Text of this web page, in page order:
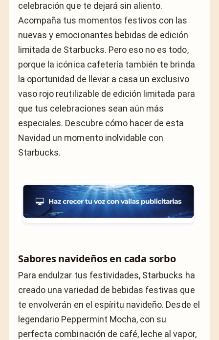
celebración que te dejará sin aliento.
Acompaña tus momentos festivos con las
nuevas y emocionantes bebidas de edición
limitada de Starbucks. Pero eso no es todo,
porque la icónica cafetería también te brinda
la oportunidad de llevar a casa un exclusivo
vaso rojo reutilizable de edición limitada para
que tus celebraciones sean aún más
especiales. Descubre cómo hacer de esta
Navidad un momento inolvidable con
Starbucks.
Sabores navideños en cada sorbo
Para endulzar tus festividades, Starbucks ha
creado una variedad de bebidas festivas que
te envolverán en el espíritu navideño. Desde el
legendario Peppermint Mocha, con su
perfecta combinación de café, leche al vapor,